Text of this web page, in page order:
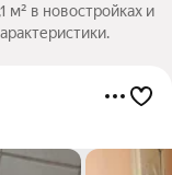
м² в новостройках и